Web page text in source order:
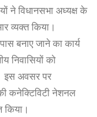
ने विधानसभा अध्यक्ष के
व्यक्त किया।
बनाए जाने का कार्य
निवासियों को
इस अवसर पर
कनेक्टिविटी नेशनल